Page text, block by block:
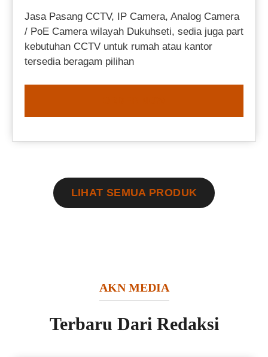
Jasa Pasang CCTV, IP Camera, Analog Camera
/ PoE Camera wilayah Dukuhseti, sedia juga part
kebutuhan CCTV untuk rumah atau kantor
tersedia beragam pilihan
LIHAT SEMUA PRODUK
AKN MEDIA
Terbaru Dari Redaksi